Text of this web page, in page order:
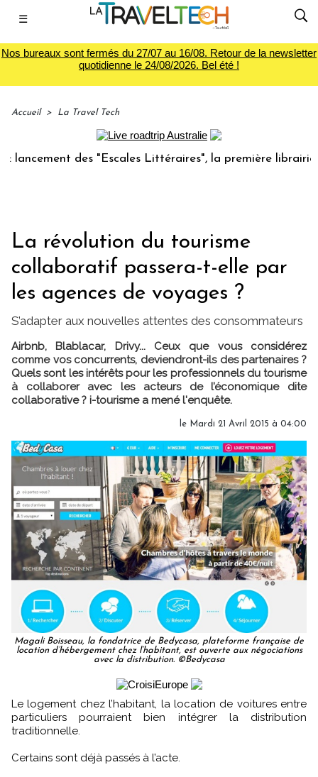
☰
Nos bureaux sont fermés du 27/07 au 16/08. Retour de la newsletter
quotidienne le 24/08/2026. Bel été !
Accueil > La Travel Tech
des "Escales Littéraires", la première librairie du
La révolution du tourisme
collaboratif passera-t-elle par
les agences de voyages ?
S’adapter aux nouvelles attentes des consommateurs
Airbnb, Blablacar, Drivy... Ceux que vous considérez
comme vos concurrents, deviendront-ils des partenaires ?
Quels sont les intérêts pour les professionnels du tourisme
à collaborer avec les acteurs de l’économique dite
collaborative ? i-tourisme a mené l'enquête.
le Mardi 21 Avril 2015 à 04:00
Magali Boisseau, la fondatrice de Bedycasa, plateforme française de
location d’hébergement chez l’habitant, est ouverte aux négociations
avec la distribution. ©Bedycasa
Le logement chez l’habitant, la location de voitures entre
particuliers pourraient bien intégrer la distribution
traditionnelle.
Certains sont déjà passés à l’acte.